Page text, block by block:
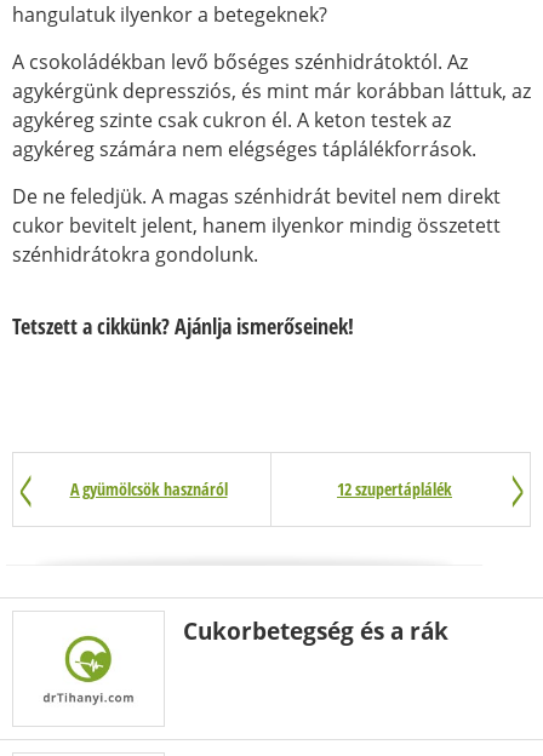
hangulatuk ilyenkor a betegeknek?
A csokoládékban levő bőséges szénhidrátoktól. Az
agykérgünk depressziós, és mint már korábban láttuk, az
agykéreg szinte csak cukron él. A keton testek az
agykéreg számára nem elégséges táplálékforrások.
De ne feledjük. A magas szénhidrát bevitel nem direkt
cukor bevitelt jelent, hanem ilyenkor mindig összetett
szénhidrátokra gondolunk.
Tetszett a cikkünk? Ajánlja ismerőseinek!
A gyümölcsök hasznáról 12 szupertáplálék
Cukorbetegség és a rák